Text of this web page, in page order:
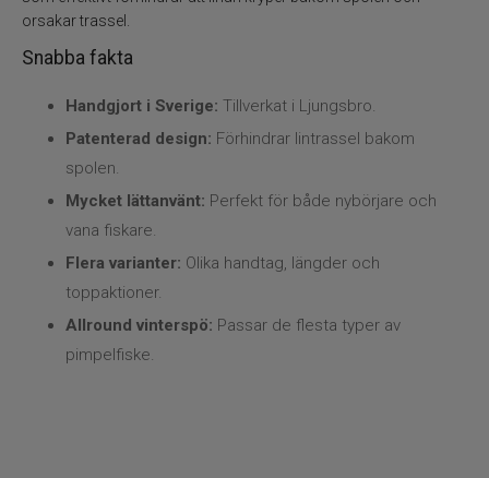
Trolling
Specimenfiske
Varumärken
orsakar trassel.
Snabba fakta
Handgjort i Sverige: Tillverkat i Ljungsbro.
Patenterad design: Förhindrar lintrassel bakom
spolen.
Mycket lättanvänt: Perfekt för både nybörjare och
vana fiskare.
Flera varianter: Olika handtag, längder och
toppaktioner.
Allround vinterspö: Passar de flesta typer av
pimpelfiske.